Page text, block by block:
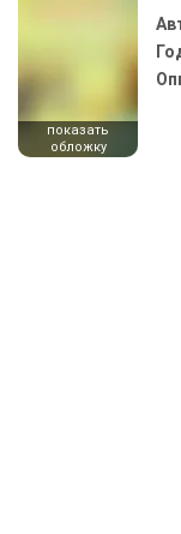
показать
обложку